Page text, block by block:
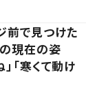
前で見つけた
現在の姿
「寒くて動け